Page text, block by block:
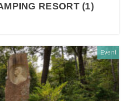
RESORT (1)
Event